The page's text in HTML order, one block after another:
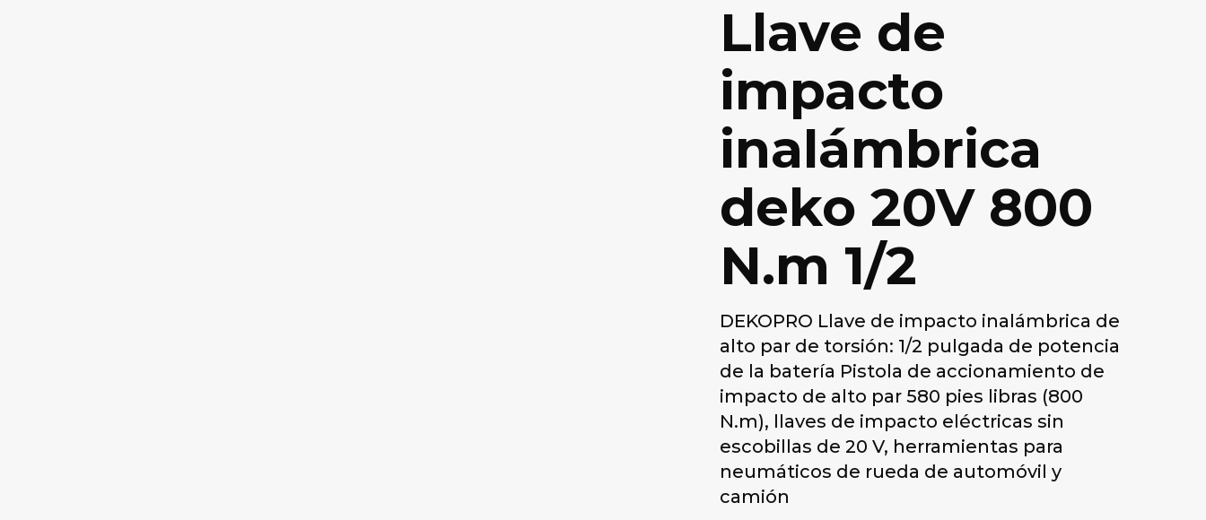
Llave de
impacto
inalámbrica
deko 20V 800
N.m 1/2
DEKOPRO Llave de impacto inalámbrica de
alto par de torsión: 1/2 pulgada de potencia
de la batería Pistola de accionamiento de
impacto de alto par 580 pies libras (800
N.m), llaves de impacto eléctricas sin
escobillas de 20 V, herramientas para
neumáticos de rueda de automóvil y
camión